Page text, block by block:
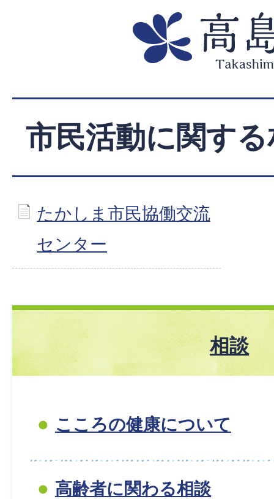
市民活動に関す
たかしま市民協働交流
センター
相談
こころの健康について
高齢者に関わる相談